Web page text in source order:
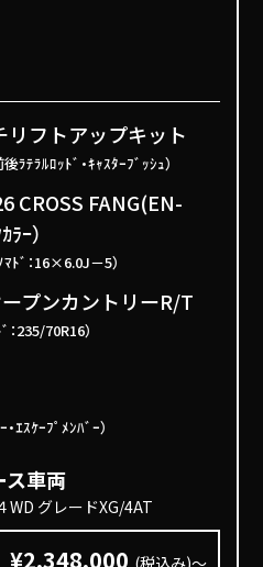
フトアップキット
後ﾗﾃﾗﾙﾛｯﾄﾞ・ｷｬｽﾀｰﾌﾞｯｼｭ）
CROSS FANG(EN-
ｰ）
ﾄﾞ：16×6.0J－5）
ンカントリーR/T
235/70R16）
ｴｽｹｰﾌﾟﾒﾝﾊﾞｰ）
ス車両
WD グレードXG/4AT
¥2,348,000